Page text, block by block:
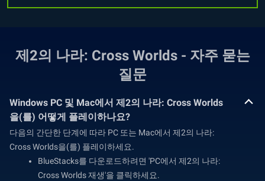
제2의 나라: Cross Worlds - 자주 묻는
질문
Windows PC 및 Mac에서 제2의 나라: Cross Worlds
을(를) 어떻게 플레이하나요?
다음의 간단한 단계에 따라 PC 또는 Mac에서 제2의 나라:
Cross Worlds을(를) 플레이하세요.
BlueStacks를 다운로드하려면 'PC에서 제2의 나라:
Cross Worlds 재생'을 클릭하세요.